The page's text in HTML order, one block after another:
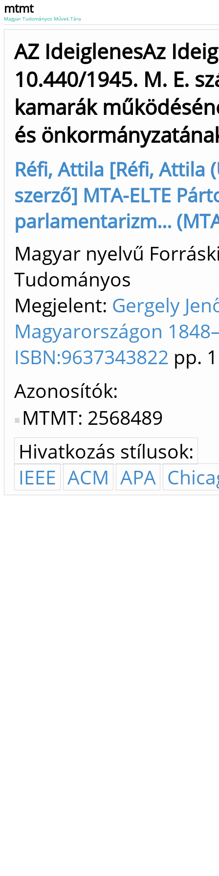
mtmt
Magyar Tudományos Művek Tára
AZ IdeiglenesAz
10.440/1945. M. E.
kamarák
és
Réfi, Attila [Réfi, Attila
szerző] MTA-ELTE
parlamentarizm...
Magyar nyelvű
Tudományos
Megjelent: Gergely
Magyarországon
ISBN:9637343822 pp.
Azonosítók
MTMT: 2568489
Hivatkozás stílusok:
IEEE ACM APA